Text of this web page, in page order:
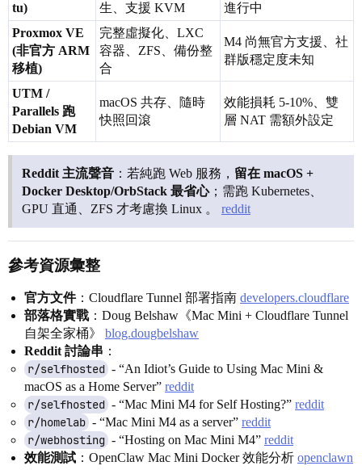
tu)
生、支援 KVM
進行中
Proxmox VE
(非官方 ARM
移植)
完整虛擬化、LXC
容器、ZFS、備份整
合
M4 尚無官方支援、社
群版穩定度未知
UTM /
Parallels 跑
Debian VM
macOS 共存、隨時
快照回滾
效能損耗 5-10%、雙
層 NAT 需額外設定
Reddit 主流聲音 ：若純跑 Web 服務， 留在 macOS +
Docker Desktop/OrbStack 最省心；需跑 Kubernetes、
GPU 直通、ZFS 才考慮換 Linux 。 reddit
參考資源彙整
官方文件：Cloudflare Tunnel 部署指南 developers.cloudflare
部落格實戰：Doug Belshaw《Mac Mini + Cloudflare Tunnel
自架全家桶》 blog.dougbelshaw
Reddit 討論串 ：
r/selfhosted - “An Idiot’s Guide to Using Mac Mini &
macOS as a Home Server” reddit
r/selfhosted - “Mac Mini M4 for Self Hosting?” reddit
r/homelab - “Mac Mini M4 as a server” reddit
r/webhosting - “Hosting on Mac Mini M4” reddit
效能測試 ：OpenClaw Mac Mini Docker 效能分析 openclawn